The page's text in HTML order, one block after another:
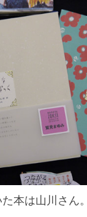
本は山川さん